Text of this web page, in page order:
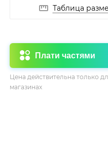
Таблица
Плати частями
Цена действительна только
магазинах